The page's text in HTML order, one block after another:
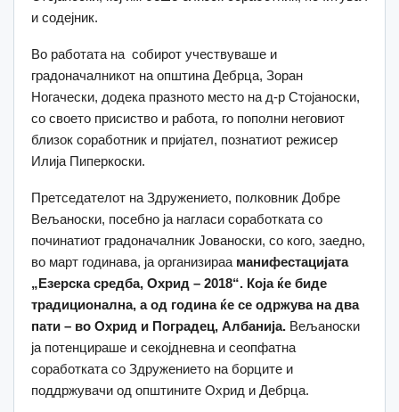
и содејник.
Во работата на собирот учествуваше и
градоначалникот на општина Дебрца, Зоран
Ногачески, додека празното место на д-р Стојаноски,
со своето присиство и работа, го пополни неговиот
близок соработник и пријател, познатиот режисер
Илија Пиперкоски.
Претседателот на Здружението, полковник Добре
Вељаноски, посебно ја нагласи соработката со
починатиот градоначалник Јованоски, со кого, заедно,
во март годинава, ја организираа манифестацијата
„Езерска средба, Охрид – 2018“. Која ќе биде
традиционална, а од година ќе се одржува на два
пати – во Охрид и Поградец, Албанија. Вељаноски
ја потенцираше и секојдневна и сеопфатна
соработката со Здружението на борците и
поддржувачи од општините Охрид и Дебрца.